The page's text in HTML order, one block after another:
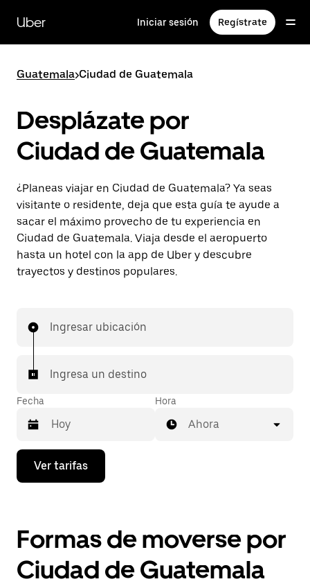
contenido
principal
Uber Iniciar sesión Regístrate
Guatemala>Ciudad de Guatemala
Desplázate por
Ciudad de Guatemala
¿Planeas viajar en Ciudad de Guatemala? Ya seas
visitante o residente, deja que esta guía te ayude a
sacar el máximo provecho de tu experiencia en
Ciudad de Guatemala. Viaja desde el aeropuerto
hasta un hotel con la app de Uber y descubre
trayectos y destinos populares.
Ingresar ubicación
Ingresa un destino
Fecha
Presiona
flecha
interactuar
con
el
calendario
Hora
Ahora
Ver tarifas
Formas de moverse por
Ciudad de Guatemala